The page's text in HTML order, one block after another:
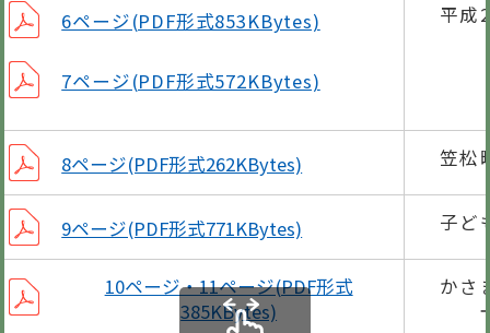
6ページ(PDF形式853KBytes)
7ページ(PDF形式572KBytes)
平成
8ページ(PDF形式262KBytes) 笠松
9ページ(PDF形式771KBytes) 子ど
10ページ・11ページ(PDF形式
385KBytes)
かさ
下